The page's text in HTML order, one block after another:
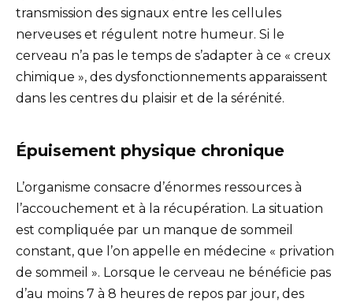
transmission des signaux entre les cellules
nerveuses et régulent notre humeur. Si le
cerveau n’a pas le temps de s’adapter à ce « creux
chimique », des dysfonctionnements apparaissent
dans les centres du plaisir et de la sérénité.
Épuisement physique chronique
L’organisme consacre d’énormes ressources à
l’accouchement et à la récupération. La situation
est compliquée par un manque de sommeil
constant, que l’on appelle en médecine « privation
de sommeil ». Lorsque le cerveau ne bénéficie pas
d’au moins 7 à 8 heures de repos par jour, des